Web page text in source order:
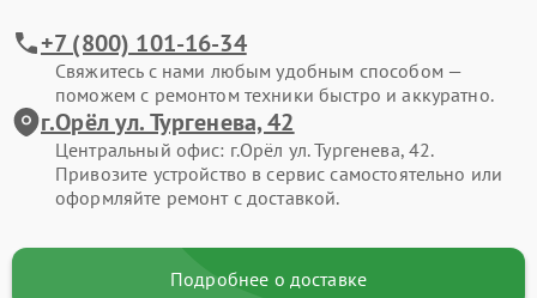
+7 (800) 101-16-34
Свяжитесь с нами любым удобным способом —
поможем с ремонтом техники быстро и аккуратно.
г.Орёл ул. Тургенева, 42
Центральный офис: г.Орёл ул. Тургенева, 42.
Привозите устройство в сервис самостоятельно или
оформляйте ремонт с доставкой.
Подробнее о доставке